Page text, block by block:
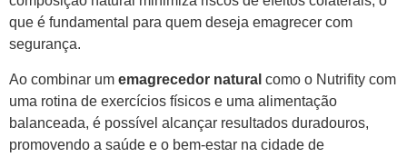
que é fundamental para quem deseja emagrecer com
segurança.
Ao combinar um emagrecedor natural como o Nutrifity com
uma rotina de exercícios físicos e uma alimentação
balanceada, é possível alcançar resultados duradouros,
promovendo a saúde e o bem-estar na cidade de